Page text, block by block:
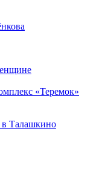
«Теремок»
в Талашкино